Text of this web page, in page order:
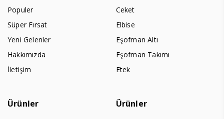
Populer
Süper Fırsat
Yeni Gelenler
Hakkımızda
İletişim
Ceket
Elbise
Eşofman Altı
Eşofman Takımı
Etek
Ürünler Ürünler